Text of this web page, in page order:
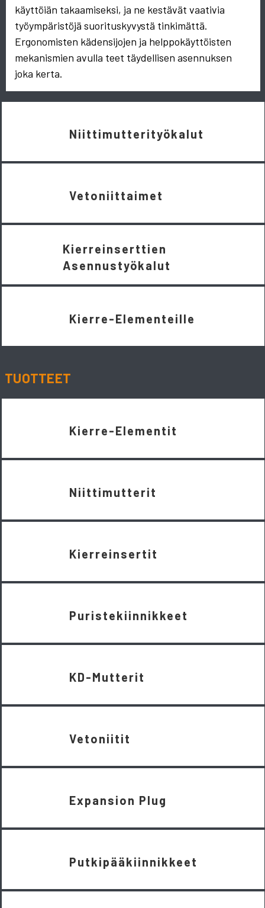
käyttöiän takaamiseksi, ja ne kestävät vaativia
työympäristöjä suorituskyvystä tinkimättä.
Ergonomisten kädensijojen ja helppokäyttöisten
mekanismien avulla teet täydellisen asennuksen
joka kerta.
Niittimutterityökalut
Vetoniittaimet
Kierreinserttien
Asennustyökalut
Kierre-Elementeille
TUOTTEET
Kierre-Elementit
Niittimutterit
Kierreinsertit
Puristekiinnikkeet
KD-Mutterit
Vetoniitit
Expansion Plug
Putkipääkiinnikkeet